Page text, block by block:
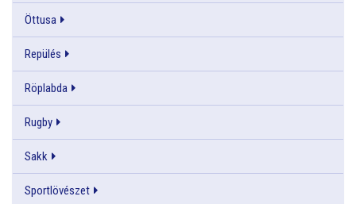
Öttusa
Repülés
Röplabda
Rugby
Sakk
Sportlövészet